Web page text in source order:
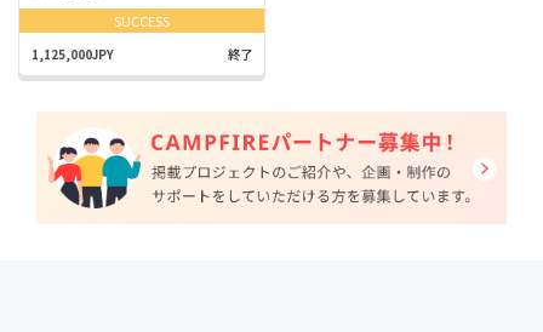
SUCCESS
1,125,000JPY 終了